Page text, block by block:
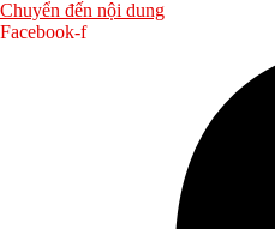
Chuyển đến nội dung
Facebook-f